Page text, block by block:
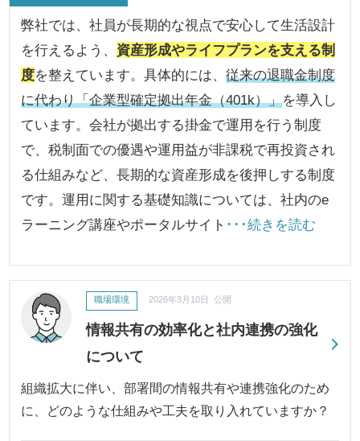
弊社では、社員が長期的な視点で安心して生活設計
を行えるよう、 資産形成やライフプランを支える制
度を整えています。具体的には、従来の退職金制度
に代わり「企業型確定拠出年金（401k）」を導入し
ています。会社が拠出する掛金で運用を行う制度
で、税制面での優遇や運用益が非課税で再投資され
る仕組みなど、長期的な資産形成を後押しする制度
です。運用に関する基礎知識については、社内のe
ラーニング講座やポータルサイト ･･･続きを読む
情報共有の効率化と社内連携の強化
について
職場環境 2026年3月10日 公開
組織拡大に伴い、部署間の情報共有や連携強化のため
に、どのような仕組みや工夫を取り入れていますか？